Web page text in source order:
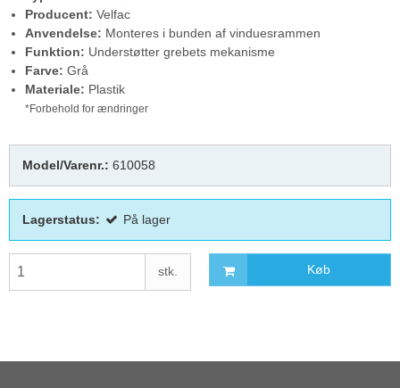
Producent: Velfac
Anvendelse: Monteres i bunden af vinduesrammen
Funktion: Understøtter grebets mekanisme
Farve: Grå
Materiale: Plastik
*Forbehold for ændringer
Model/Varenr.: 610058
Lagerstatus: På lager
stk. Køb